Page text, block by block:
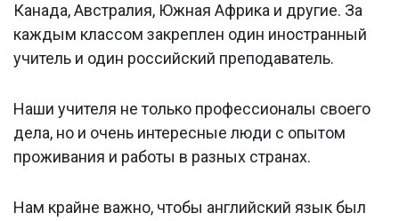
Канада, Австралия, Южная Африка и другие. За
каждым классом закреплен один иностранный
учитель и один российский преподаватель.
Наши учителя не только профессионалы своего
дела, но и очень интересные люди с опытом
проживания и работы в разных странах.
Нам крайне важно, чтобы английский язык был